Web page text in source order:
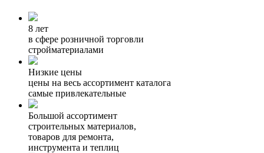
8 лет
в сфере розничной торговли
стройматериалами
Низкие цены
цены на весь ассортимент каталога
самые привлекательные
Большой ассортимент
строительных материалов,
товаров для ремонта,
инструмента и теплиц